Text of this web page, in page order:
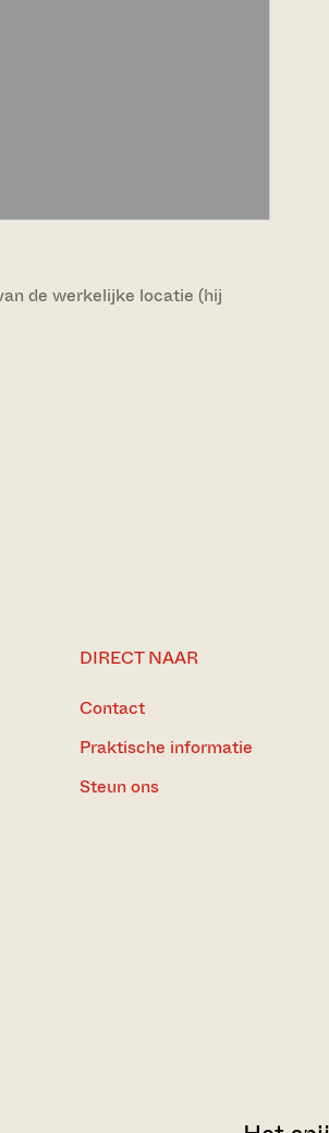
de werkelijke locatie (hij
DIRECT NAAR
Contact
Praktische informatie
Steun ons